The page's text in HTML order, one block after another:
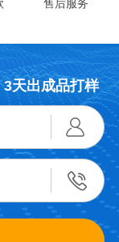
售后服务
天出成品打样